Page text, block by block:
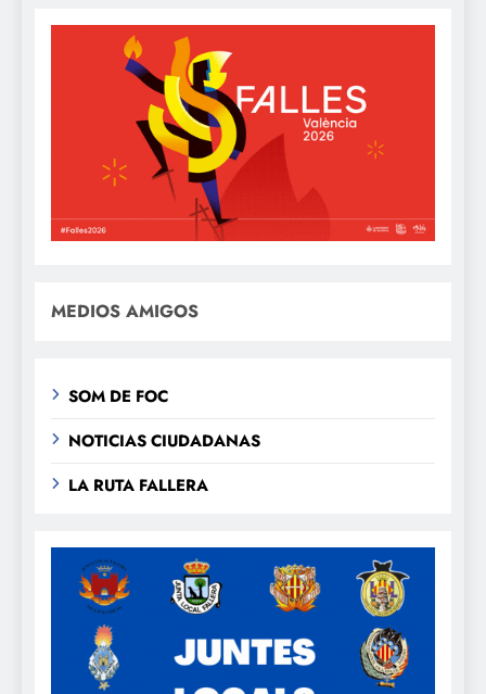
MEDIOS AMIGOS
SOM DE FOC
NOTICIAS CIUDADANAS
LA RUTA FALLERA